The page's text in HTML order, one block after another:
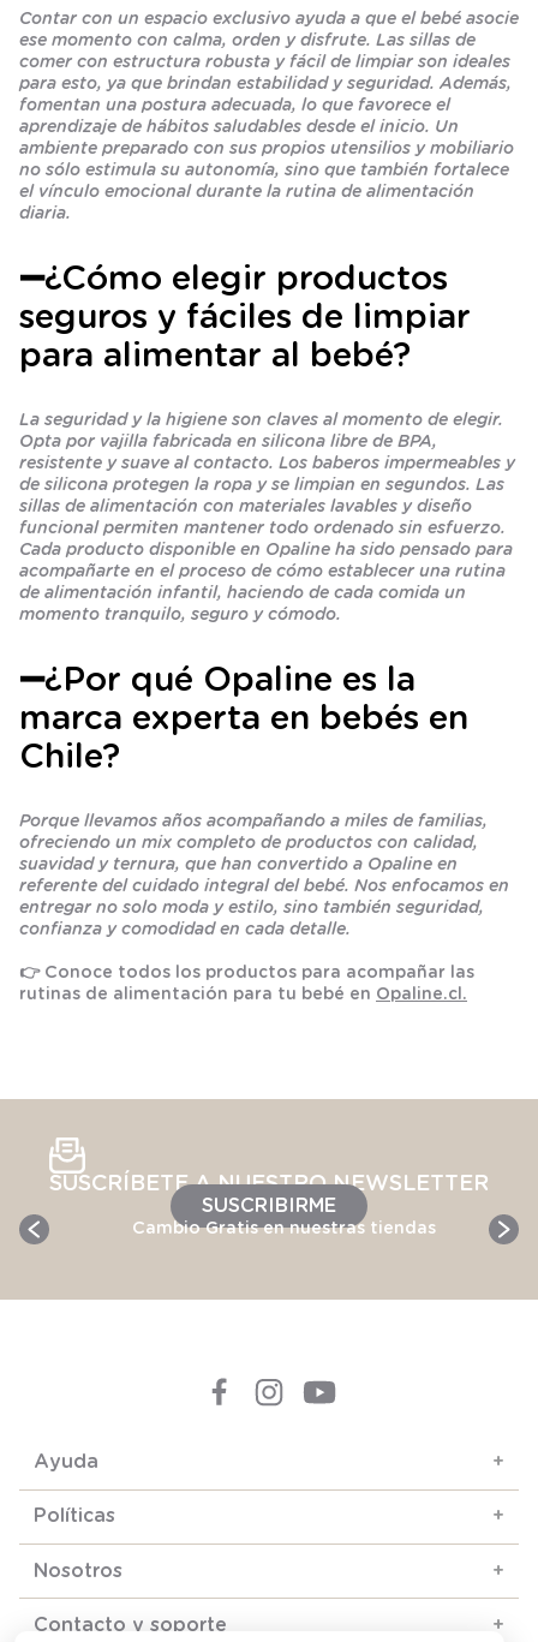
Contar con un espacio exclusivo ayuda a que el bebé asocie
ese momento con calma, orden y disfrute. Las sillas de
comer con estructura robusta y fácil de limpiar son ideales
para esto, ya que brindan estabilidad y seguridad. Además,
fomentan una postura adecuada, lo que favorece el
aprendizaje de hábitos saludables desde el inicio. Un
ambiente preparado con sus propios utensilios y mobiliario
no sólo estimula su autonomía, sino que también fortalece
el vínculo emocional durante la rutina de alimentación
diaria.
➖¿Cómo elegir productos
seguros y fáciles de limpiar
para alimentar al bebé?
La seguridad y la higiene son claves al momento de elegir.
Opta por vajilla fabricada en silicona libre de BPA,
resistente y suave al contacto. Los baberos impermeables y
de silicona protegen la ropa y se limpian en segundos. Las
sillas de alimentación con materiales lavables y diseño
funcional permiten mantener todo ordenado sin esfuerzo.
Cada producto disponible en Opaline ha sido pensado para
acompañarte en el proceso de cómo establecer una rutina
de alimentación infantil, haciendo de cada comida un
momento tranquilo, seguro y cómodo.
➖¿Por qué Opaline es la
marca experta en bebés en
Chile?
Porque llevamos años acompañando a miles de familias,
ofreciendo un mix completo de productos con calidad,
suavidad y ternura, que han convertido a Opaline en
referente del cuidado integral del bebé. Nos enfocamos en
entregar no solo moda y estilo, sino también seguridad,
confianza y comodidad en cada detalle.
👉 Conoce todos los productos para acompañar las
rutinas de alimentación para tu bebé en Opaline.cl.
SUSCRÍBETE A NUESTRO NEWSLETTER
SUSCRIBIRME
Cambio Gratis en nuestras tiendas
Ayuda +
Políticas +
Nosotros +
Contacto y soporte +